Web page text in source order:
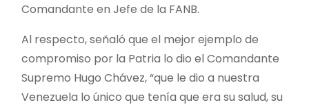
Comandante en Jefe de la FANB.
Al respecto, señaló que el mejor ejemplo de
compromiso por la Patria lo dio el Comandante
Supremo Hugo Chávez, “que le dio a nuestra
Venezuela lo único que tenía que era su salud, su